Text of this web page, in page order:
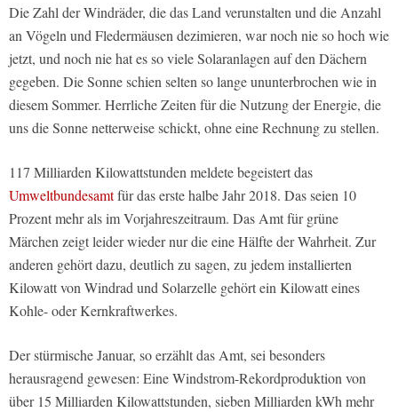
Die Zahl der Windräder, die das Land verunstalten und die Anzahl
an Vögeln und Fledermäusen dezimieren, war noch nie so hoch wie
jetzt, und noch nie hat es so viele Solaranlagen auf den Dächern
gegeben. Die Sonne schien selten so lange ununterbrochen wie in
diesem Sommer. Herrliche Zeiten für die Nutzung der Energie, die
uns die Sonne netterweise schickt, ohne eine Rechnung zu stellen.
117 Milliarden Kilowattstunden meldete begeistert das
Umweltbundesamtfür das erste halbe Jahr 2018. Das seien 10
Prozent mehr als im Vorjahreszeitraum. Das Amt für grüne
Märchen zeigt leider wieder nur die eine Hälfte der Wahrheit. Zur
anderen gehört dazu, deutlich zu sagen, zu jedem installierten
Kilowatt von Windrad und Solarzelle gehört ein Kilowatt eines
Kohle- oder Kernkraftwerkes.
Der stürmische Januar, so erzählt das Amt, sei besonders
herausragend gewesen: Eine Windstrom-Rekordproduktion von
über 15 Milliarden Kilowattstunden, sieben Milliarden kWh mehr